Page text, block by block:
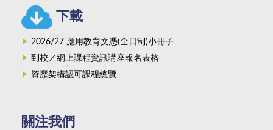
下載
2026/27 應用教育文憑(全日制)小冊子
到校／網上課程資訊講座報名表格
資歷架構認可課程總覽
關注我們